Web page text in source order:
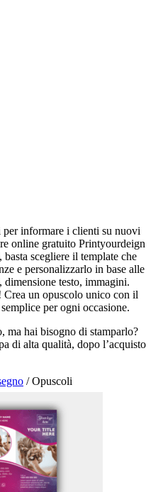
informare i clienti su nuovi
online gratuito Printyourdeign
scegliere il template che
e personalizzarlo in base alle
dimensione testo, immagini.
Crea un opuscolo unico con il
per ogni occasione.
ma hai bisogno di stamparlo?
di alta qualità, dopo l’acquisto
/ Opuscoli